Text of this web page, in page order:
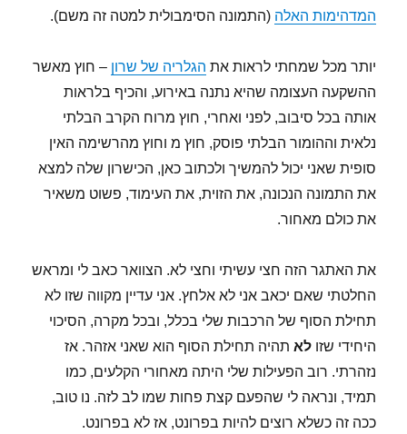
המדהימות האלה (התמונה הסימבולית למטה זה משם).
יותר מכל שמחתי לראות את הגלריה של שרון – חוץ מאשר
ההשקעה העצומה שהיא נתנה באירוע, והכיף בלראות
אותה בכל סיבוב, לפני ואחרי, חוץ מרוח הקרב הבלתי
נלאית וההומור הבלתי פוסק, חוץ מ וחוץ מהרשימה האין
סופית שאני יכול להמשיך ולכתוב כאן, הכישרון שלה למצא
את התמונה הנכונה, את הזוית, את העימוד, פשוט משאיר
את כולם מאחור.
את האתגר הזה חצי עשיתי וחצי לא. הצוואר כאב לי ומראש
החלטתי שאם יכאב אני לא אלחץ. אני עדיין מקווה שזו לא
תחילת הסוף של הרכבות שלי בכלל, ובכל מקרה, הסיכוי
היחידי שזולא תהיה תחילת הסוף הוא שאני אזהר. אז
נזהרתי. רוב הפעילות שלי היתה מאחורי הקלעים, כמו
תמיד, ונראה לי שהפעם קצת פחות שמו לב לזה. נו טוב,
ככה זה כשלא רוצים להיות בפרונט, אז לא בפרונט.